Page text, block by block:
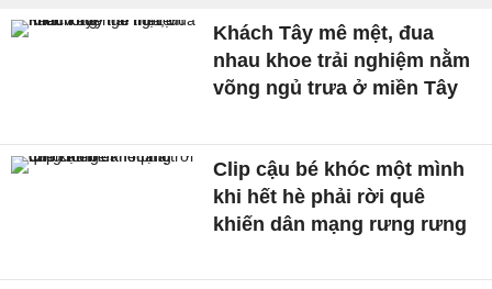
Khách Tây mê mệt, đua
nhau khoe trải nghiệm nằm
võng ngủ trưa ở miền Tây
Clip cậu bé khóc một mình
khi hết hè phải rời quê
khiến dân mạng rưng rưng